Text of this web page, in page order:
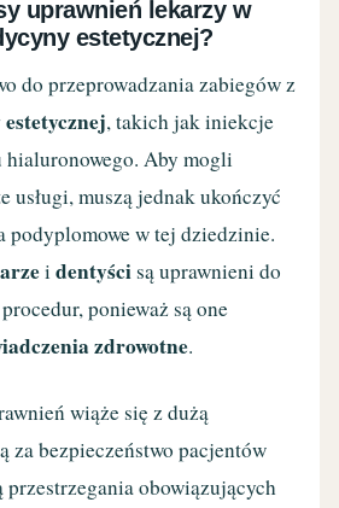
uprawnień lekarzy w
estetycznej?
do przeprowadzania zabiegów z
, takich jak iniekcje
hialuronowego. Aby mogli
usługi, muszą jednak ukończyć
podyplomowe w tej dziedzinie.
identyścisą uprawnieni do
ponieważ są one
zdrowotne.
wiąże się z dużą
za bezpieczeństwo pacjentów
przestrzegania obowiązujących